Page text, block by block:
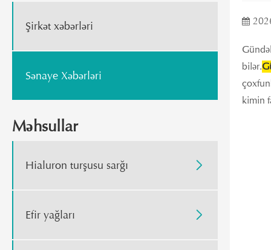
Şirkət xəbərləri
Sənaye Xəbərləri
Məhsullar
Hialuron turşusu sarğı 
Efir yağları 
bilər.
kimin